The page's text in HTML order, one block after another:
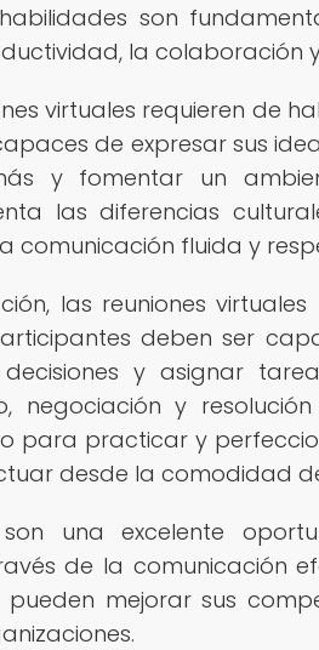
habilidades son
la colaboración
virtuales requieren de
de expresar sus
y fomentar un
las diferencias
comunicación fluida y
las reuniones
deben ser
y asignar
negociación y
para practicar y
desde la comodidad
son una excelente
de la comunicación
pueden mejorar sus